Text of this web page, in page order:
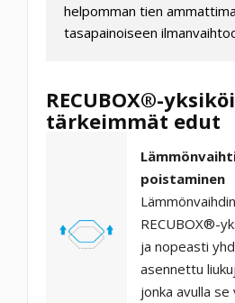
helpomman tien
tasapainoiseen
RECUBOX®-
tärkeimmät edut
poistaminen
RECUBOX®-
ja nopeasti
asennettu
jonka avulla